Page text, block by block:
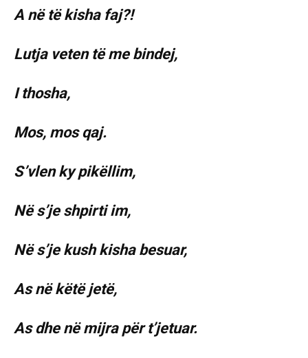
A në të kisha faj?!
Lutja veten të me bindej,
I thosha,
Mos, mos qaj.
S’vlen ky pikëllim,
Në s’je shpirti im,
Në s’je kush kisha besuar,
As në këtë jetë,
As dhe në mijra për t’jetuar.